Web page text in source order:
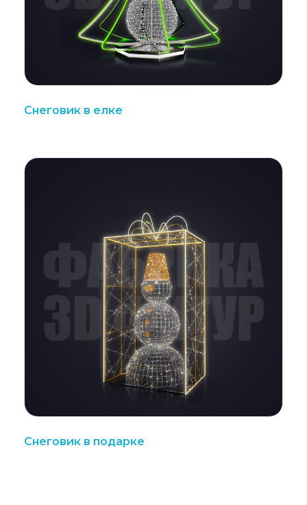
Снеговик в елке
Снеговик в подарке